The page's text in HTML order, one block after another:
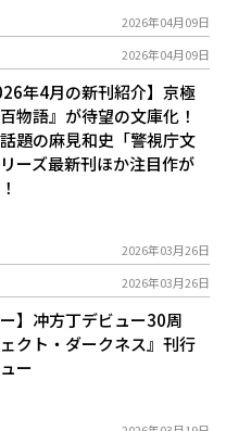
2026年04月09日
2026年04月09日
年4月の新刊紹介】京極
物語』が待望の文庫化！
題の麻見和史「警視庁文
ーズ最新刊ほか注目作が
2026年03月26日
2026年03月26日
ー】冲方丁デビュー30周
クト・ダークネス』刊行
ー